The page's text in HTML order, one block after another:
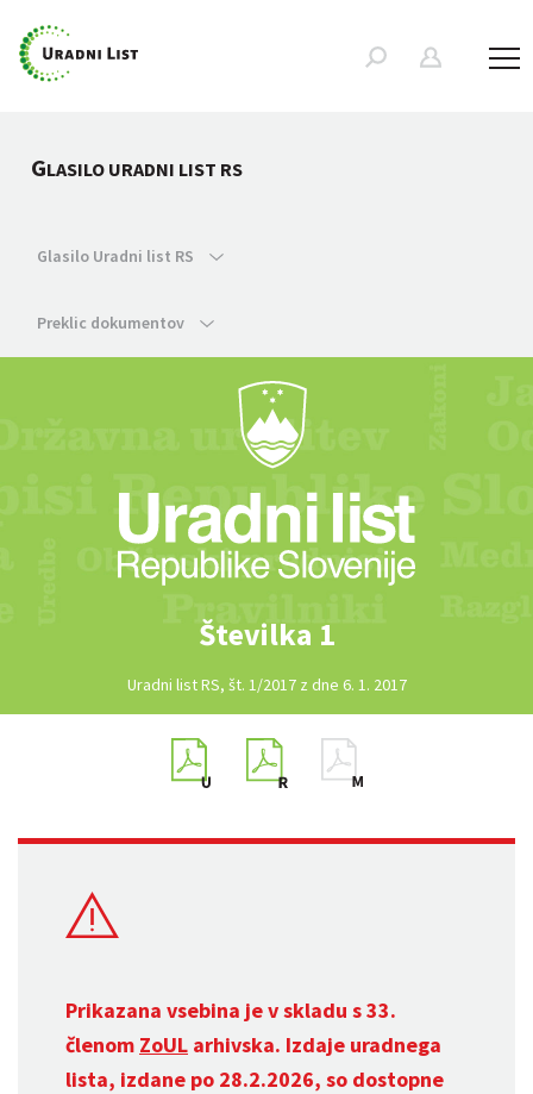
GLASILO URADNI LIST RS
Glasilo Uradni list RS
Preklic dokumentov
Številka 1
Uradni list RS, št. 1/2017 z dne 6. 1. 2017
Prikazana vsebina je v skladu s 33.
členom ZoUL arhivska. Izdaje uradnega
lista, izdane po 28.2.2026, so dostopne